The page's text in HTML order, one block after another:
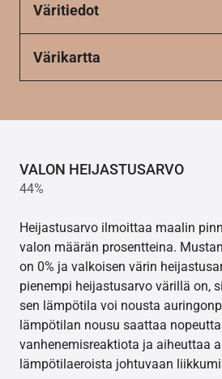
Väritiedot
Värikartta
VALON HEIJASTUSARVO
44%
Heijastusarvo ilmoittaa maalin
valon määrän prosentteina.
on 0% ja valkoisen värin
pienempi heijastusarvo värillä on,
sen lämpötila voi nousta
lämpötilan nousu saattaa
vanhenemisreaktiota ja aiheuttaa
lämpötilaeroista johtuvaan